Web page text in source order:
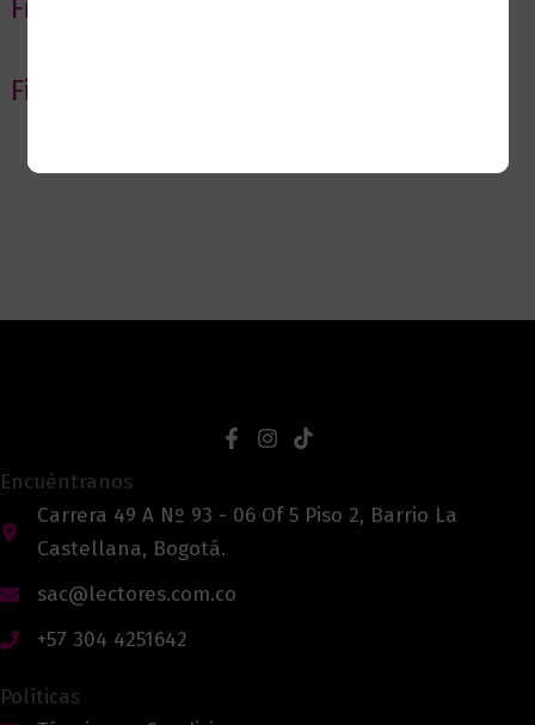
Filtrar por Autor
Filtrar por editorial
Encuéntranos
Carrera 49 A Nº 93 - 06 Of 5 Piso 2, Barrio La
Castellana, Bogotá.
sac@lectores.com.co
+57 304 4251642
Políticas